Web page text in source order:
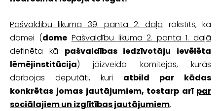
Pašvaldību likuma 39. panta 2. daļā rakstīts, ka
domei (dome Pašvaldību likuma 2. panta 1. daļā
definēta kā pašvaldības iedzīvotāju ievēlēta
lēmējinstitūcija) jāizveido komitejas, kurās
darbojas deputāti, kuri atbild par kādas
konkrētas jomas jautājumiem, tostarp arī par
sociālajiem un izglītības jautājumiem.